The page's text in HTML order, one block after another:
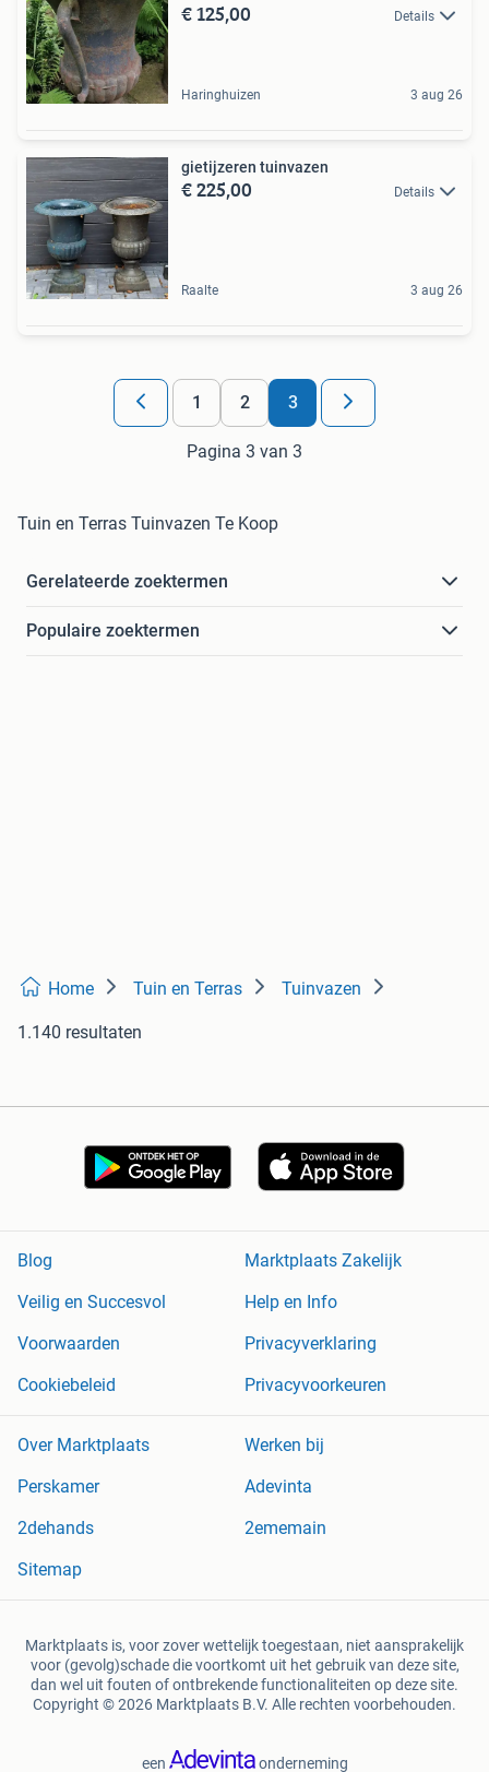
€ 125,00 Details
Haringhuizen 3 aug 26
gietijzeren tuinvazen
€ 225,00 Details
Raalte 3 aug 26
1 2 3
Pagina 3 van 3
Tuin en Terras Tuinvazen Te Koop
Gerelateerde zoektermen
Populaire zoektermen
Home Tuin en Terras Tuinvazen
1.140 resultaten
Blog
Marktplaats Zakelijk
Veilig en Succesvol
Help en Info
Voorwaarden
Privacyverklaring
Cookiebeleid
Privacyvoorkeuren
Over Marktplaats
Werken bij
Perskamer
Adevinta
2dehands
2ememain
Sitemap
Marktplaats is, voor zover wettelijk toegestaan, niet aansprakelijk
voor (gevolg)schade die voortkomt uit het gebruik van deze site,
dan wel uit fouten of ontbrekende functionaliteiten op deze site.
Copyright © 2026 Marktplaats B.V. Alle rechten voorbehouden.
een onderneming